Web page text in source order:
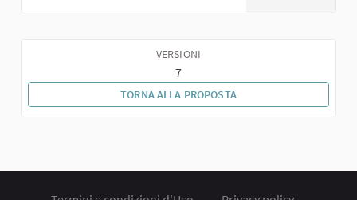
VERSIONI
7
TORNA ALLA PROPOSTA